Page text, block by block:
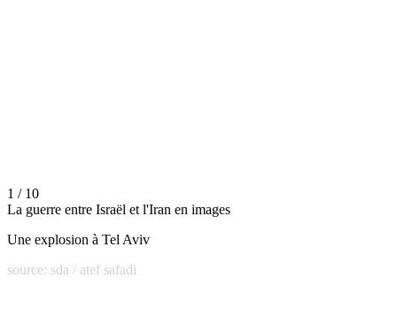
1 / 10
La guerre entre Israël et l'Iran en images
Une explosion à Tel Aviv
source: sda / atef safadi